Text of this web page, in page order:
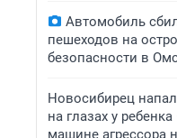
Автомобиль
пешеходов на
безопасности в
Новосибирец
на глазах у
машине агрессора